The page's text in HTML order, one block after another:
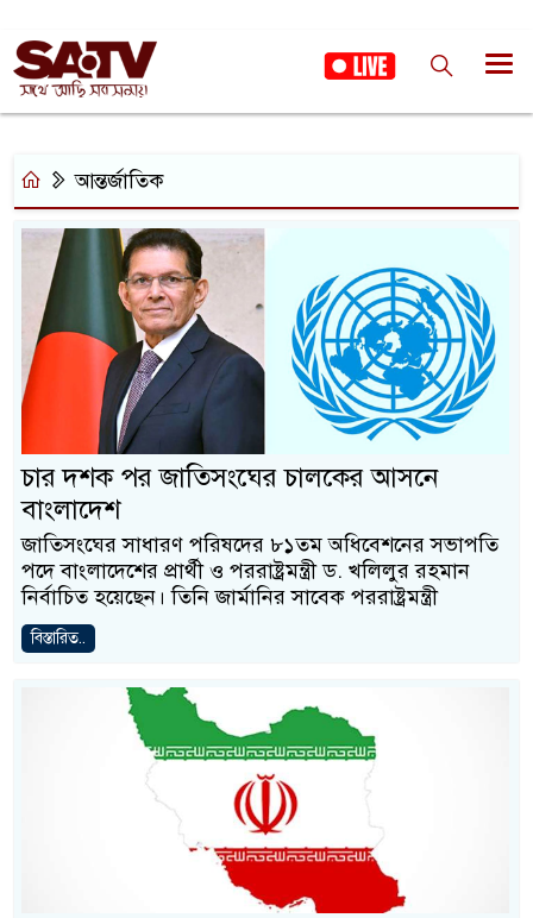
আন্তর্জাতিক
চার দশক পর জাতিসংঘের চালকের আসনে
বাংলাদেশ
জাতিসংঘের সাধারণ পরিষদের ৮১তম অধিবেশনের সভাপতি
পদে বাংলাদেশের প্রার্থী ও পররাষ্ট্রমন্ত্রী ড. খলিলুর রহমান
নির্বাচিত হয়েছেন। তিনি জার্মানির সাবেক পররাষ্ট্রমন্ত্রী
বিস্তারিত..